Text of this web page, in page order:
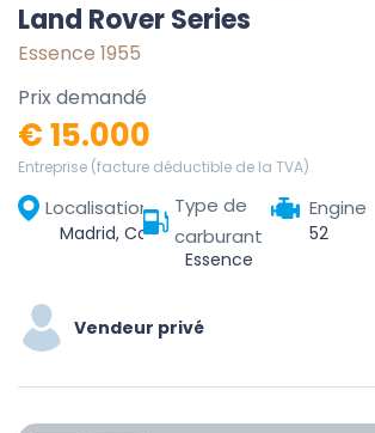
Land Rover Series
Essence 1955
Prix demandé
€ 15.000
Entreprise (facture déductible de la TVA)
Localisation
Madrid, Community of Madrid, Spain
Type de
carburant
Essence
Engine
52
Vendeur privé